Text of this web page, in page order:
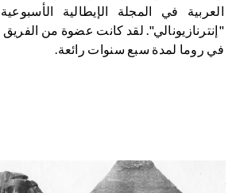
العربية في المجلة الإيطالية
"إنترنازيونالي". لقد كانت عضوة من الفريق
في روما لمدة سبع سنوات رائعة.